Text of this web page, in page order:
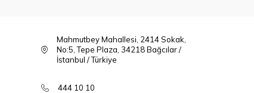
Mahmutbey Mahallesi, 2414 Sokak,
No:5, Tepe Plaza, 34218 Bağcılar /
İstanbul / Türkiye
444 10 10